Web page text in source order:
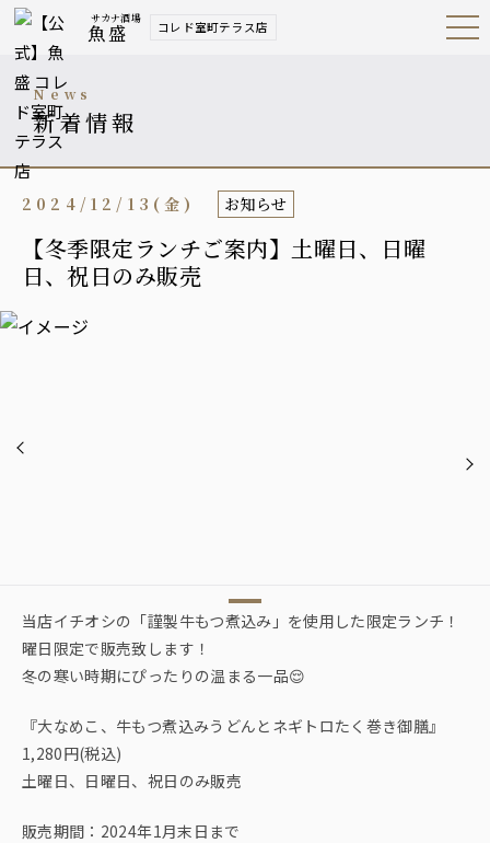
サカナ酒場
魚盛 コレド室町テラス店 Open
Navig
news
新着情報
【冬季限定ランチご案内】土曜日、日曜
日、祝日のみ販売
2024/12/13(金) お知らせ
当店イチオシの「謹製牛もつ煮込み」を使用した限定ランチ！
曜日限定で販売致します！
冬の寒い時期にぴったりの温まる一品😌
『大なめこ、牛もつ煮込みうどんとネギトロたく巻き御膳』
1,280円(税込)
土曜日、日曜日、祝日のみ販売
販売期間：2024年1月末日まで